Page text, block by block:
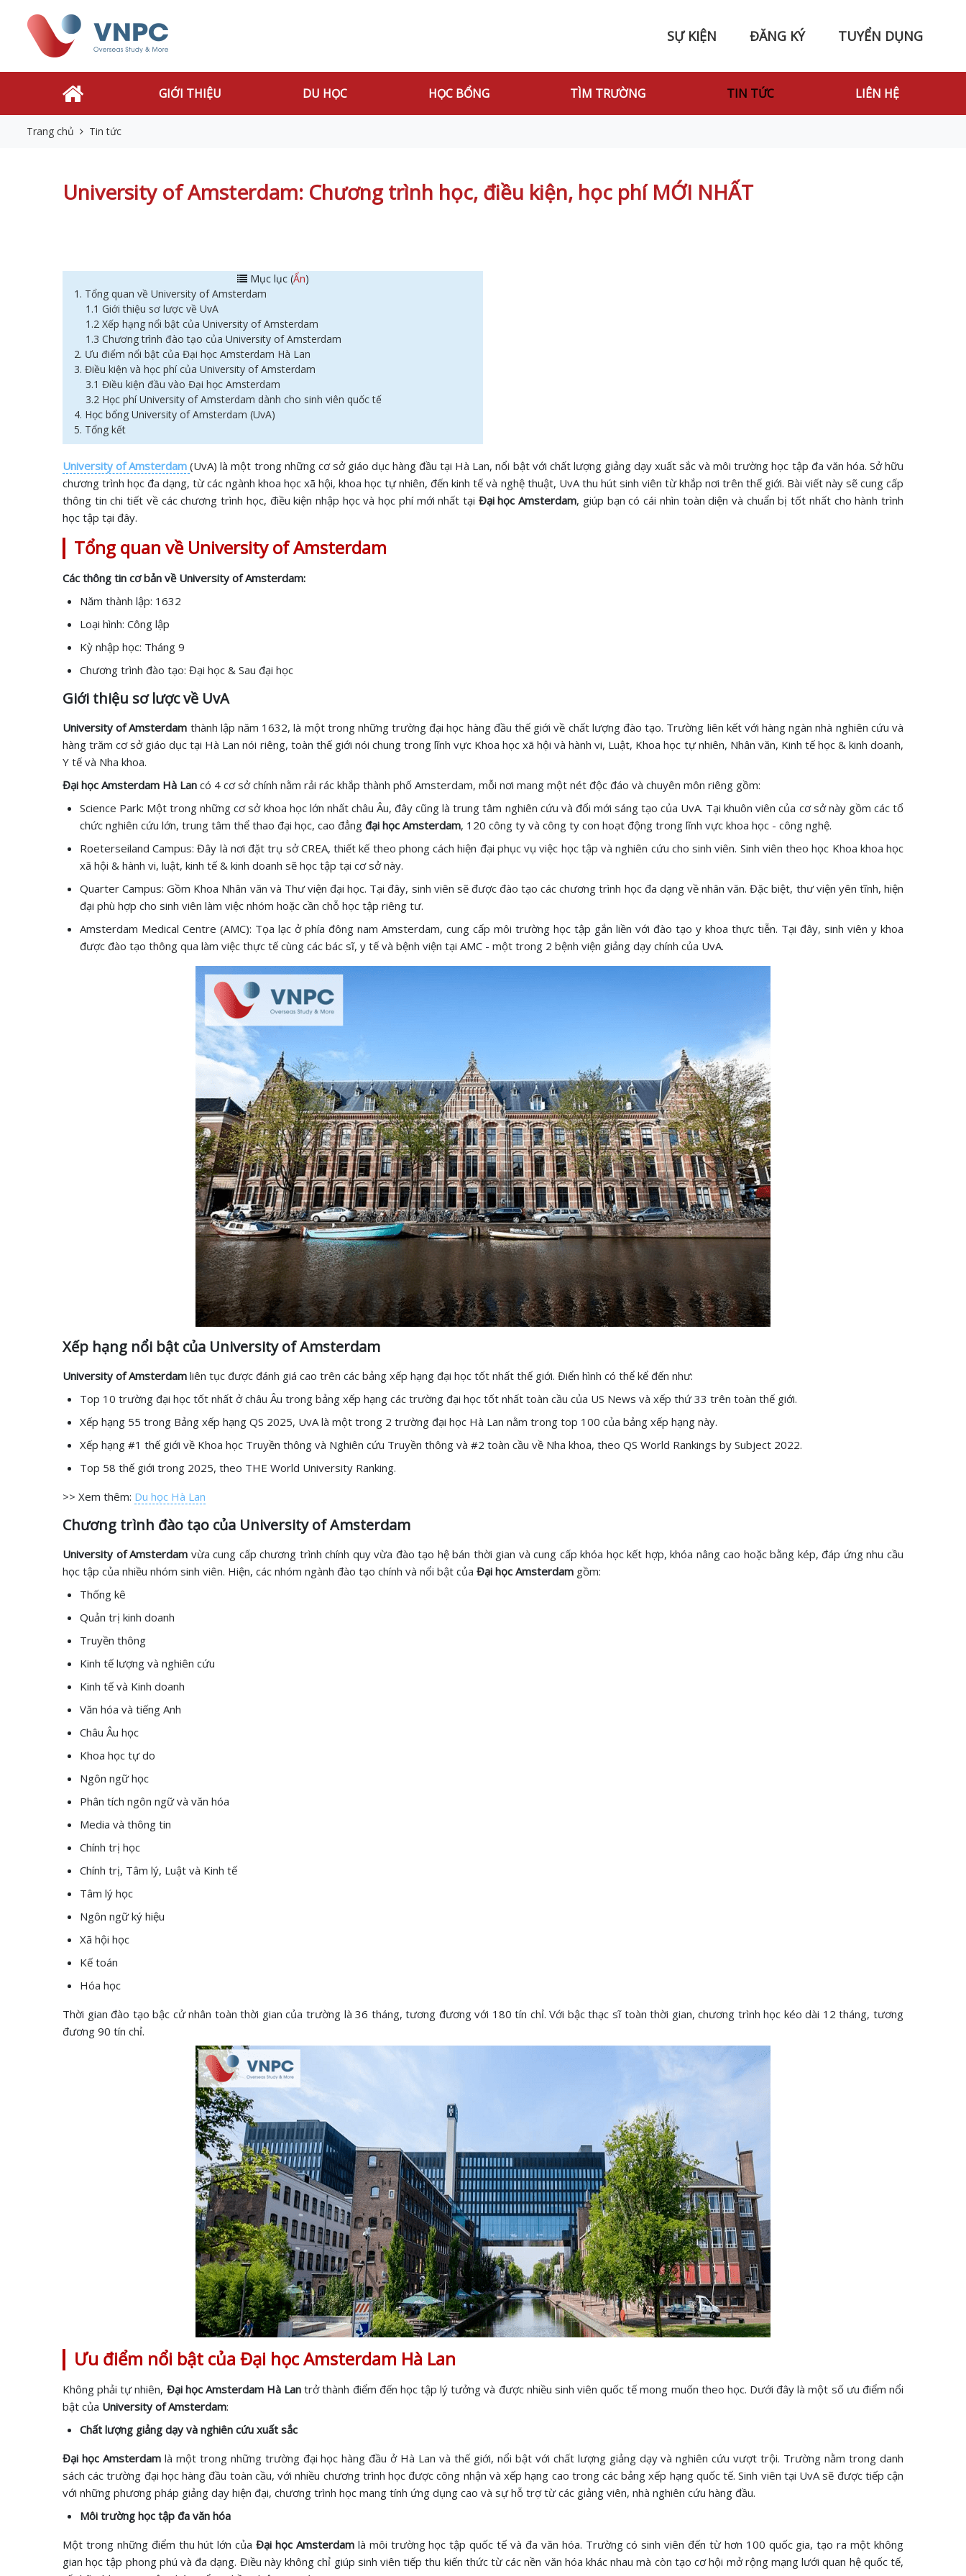
SỰ KIỆN ĐĂNG KÝ TUYỂN DỤNG
GIỚI THIỆU DU HỌC HỌC BỔNG TÌM TRƯỜNG TIN TỨC LIÊN HỆ
Trang chủ Tin tức
University of Amsterdam: Chương trình học, điều kiện, học phí MỚI NHẤT
Mục lục (Ẩn)
1. Tổng quan về University of Amsterdam
1.1 Giới thiệu sơ lược về UvA
1.2 Xếp hạng nổi bật của University of Amsterdam
1.3 Chương trình đào tạo của University of Amsterdam
2. Ưu điểm nổi bật của Đại học Amsterdam Hà Lan
3. Điều kiện và học phí của University of Amsterdam
3.1 Điều kiện đầu vào Đại học Amsterdam
3.2 Học phí University of Amsterdam dành cho sinh viên quốc tế
4. Học bổng University of Amsterdam (UvA)
5. Tổng kết
University of Amsterdam(UvA) là một trong những cơ sở giáo dục hàng đầu tại Hà Lan, nổi bật với chất lượng giảng dạy xuất sắc và môi trường học tập đa văn hóa. Sở hữu
chương trình học đa dạng, từ các ngành khoa học xã hội, khoa học tự nhiên, đến kinh tế và nghệ thuật, UvA thu hút sinh viên từ khắp nơi trên thế giới. Bài viết này sẽ cung cấp
thông tin chi tiết về các chương trình học, điều kiện nhập học và học phí mới nhất tại Đại học Amsterdam, giúp bạn có cái nhìn toàn diện và chuẩn bị tốt nhất cho hành trình
học tập tại đây.
Tổng quan về University of Amsterdam
Các thông tin cơ bản về University of Amsterdam:
Năm thành lập: 1632
Loại hình: Công lập
Kỳ nhập học: Tháng 9
Chương trình đào tạo: Đại học & Sau đại học
Giới thiệu sơ lược về UvA
University of Amsterdam thành lập năm 1632, là một trong những trường đại học hàng đầu thế giới về chất lượng đào tạo. Trường liên kết với hàng ngàn nhà nghiên cứu và
hàng trăm cơ sở giáo dục tại Hà Lan nói riêng, toàn thế giới nói chung trong lĩnh vực Khoa học xã hội và hành vi, Luật, Khoa học tự nhiên, Nhân văn, Kinh tế học & kinh doanh,
Y tế và Nha khoa.
Đại học Amsterdam Hà Lan có 4 cơ sở chính nằm rải rác khắp thành phố Amsterdam, mỗi nơi mang một nét độc đáo và chuyên môn riêng gồm:
Science Park: Một trong những cơ sở khoa học lớn nhất châu Âu, đây cũng là trung tâm nghiên cứu và đổi mới sáng tạo của UvA. Tại khuôn viên của cơ sở này gồm các tổ
chức nghiên cứu lớn, trung tâm thể thao đại học, cao đẳng đại học Amsterdam, 120 công ty và công ty con hoạt động trong lĩnh vực khoa học - công nghệ.
Roeterseiland Campus: Đây là nơi đặt trụ sở CREA, thiết kế theo phong cách hiện đại phục vụ việc học tập và nghiên cứu cho sinh viên. Sinh viên theo học Khoa khoa học
xã hội & hành vi, luật, kinh tế & kinh doanh sẽ học tập tại cơ sở này.
Quarter Campus: Gồm Khoa Nhân văn và Thư viện đại học. Tại đây, sinh viên sẽ được đào tạo các chương trình học đa dạng về nhân văn. Đặc biệt, thư viện yên tĩnh, hiện
đại phù hợp cho sinh viên làm việc nhóm hoặc cần chỗ học tập riêng tư.
Amsterdam Medical Centre (AMC): Tọa lạc ở phía đông nam Amsterdam, cung cấp môi trường học tập gắn liền với đào tạo y khoa thực tiễn. Tại đây, sinh viên y khoa
được đào tạo thông qua làm việc thực tế cùng các bác sĩ, y tế và bệnh viện tại AMC - một trong 2 bệnh viện giảng dạy chính của UvA.
Xếp hạng nổi bật của University of Amsterdam
University of Amsterdam liên tục được đánh giá cao trên các bảng xếp hạng đại học tốt nhất thế giới. Điển hình có thể kể đến như:
Top 10 trường đại học tốt nhất ở châu Âu trong bảng xếp hạng các trường đại học tốt nhất toàn cầu của US News và xếp thứ 33 trên toàn thế giới.
Xếp hạng 55 trong Bảng xếp hạng QS 2025, UvA là một trong 2 trường đại học Hà Lan nằm trong top 100 của bảng xếp hạng này.
Xếp hạng #1 thế giới về Khoa học Truyền thông và Nghiên cứu Truyền thông và #2 toàn cầu về Nha khoa, theo QS World Rankings by Subject 2022.
Top 58 thế giới trong 2025, theo THE World University Ranking.
>> Xem thêm: Du học Hà Lan
Chương trình đào tạo của University of Amsterdam
University of Amsterdam vừa cung cấp chương trình chính quy vừa đào tạo hệ bán thời gian và cung cấp khóa học kết hợp, khóa nâng cao hoặc bằng kép, đáp ứng nhu cầu
học tập của nhiều nhóm sinh viên. Hiện, các nhóm ngành đào tạo chính và nổi bật của Đại học Amsterdam gồm:
Thống kê
Quản trị kinh doanh
Truyền thông
Kinh tế lượng và nghiên cứu
Kinh tế và Kinh doanh
Văn hóa và tiếng Anh
Châu Âu học
Khoa học tự do
Ngôn ngữ học
Phân tích ngôn ngữ và văn hóa
Media và thông tin
Chính trị học
Chính trị, Tâm lý, Luật và Kinh tế
Tâm lý học
Ngôn ngữ ký hiệu
Xã hội học
Kế toán
Hóa học
Thời gian đào tạo bậc cử nhân toàn thời gian của trường là 36 tháng, tương đương với 180 tín chỉ. Với bậc thạc sĩ toàn thời gian, chương trình học kéo dài 12 tháng, tương
đương 90 tín chỉ.
Ưu điểm nổi bật của Đại học Amsterdam Hà Lan
Không phải tự nhiên, Đại học Amsterdam Hà Lan trở thành điểm đến học tập lý tưởng và được nhiều sinh viên quốc tế mong muốn theo học. Dưới đây là một số ưu điểm nổi
bật của University of Amsterdam:
Chất lượng giảng dạy và nghiên cứu xuất sắc
Đại học Amsterdamlà một trong những trường đại học hàng đầu ở Hà Lan và thế giới, nổi bật với chất lượng giảng dạy và nghiên cứu vượt trội. Trường nằm trong danh
sách các trường đại học hàng đầu toàn cầu, với nhiều chương trình học được công nhận và xếp hạng cao trong các bảng xếp hạng quốc tế. Sinh viên tại UvA sẽ được tiếp cận
với những phương pháp giảng dạy hiện đại, chương trình học mang tính ứng dụng cao và sự hỗ trợ từ các giảng viên, nhà nghiên cứu hàng đầu.
Môi trường học tập đa văn hóa
Một trong những điểm thu hút lớn củaĐại học Amsterdam là môi trường học tập quốc tế và đa văn hóa. Trường có sinh viên đến từ hơn 100 quốc gia, tạo ra một không
gian học tập phong phú và đa dạng. Điều này không chỉ giúp sinh viên tiếp thu kiến thức từ các nền văn hóa khác nhau mà còn tạo cơ hội mở rộng mạng lưới quan hệ quốc tế,